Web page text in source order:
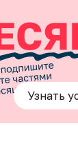
Узнать